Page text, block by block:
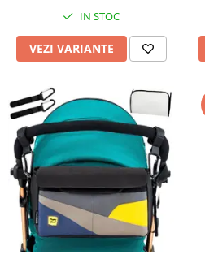
IN STOC
VEZI VARIANTE